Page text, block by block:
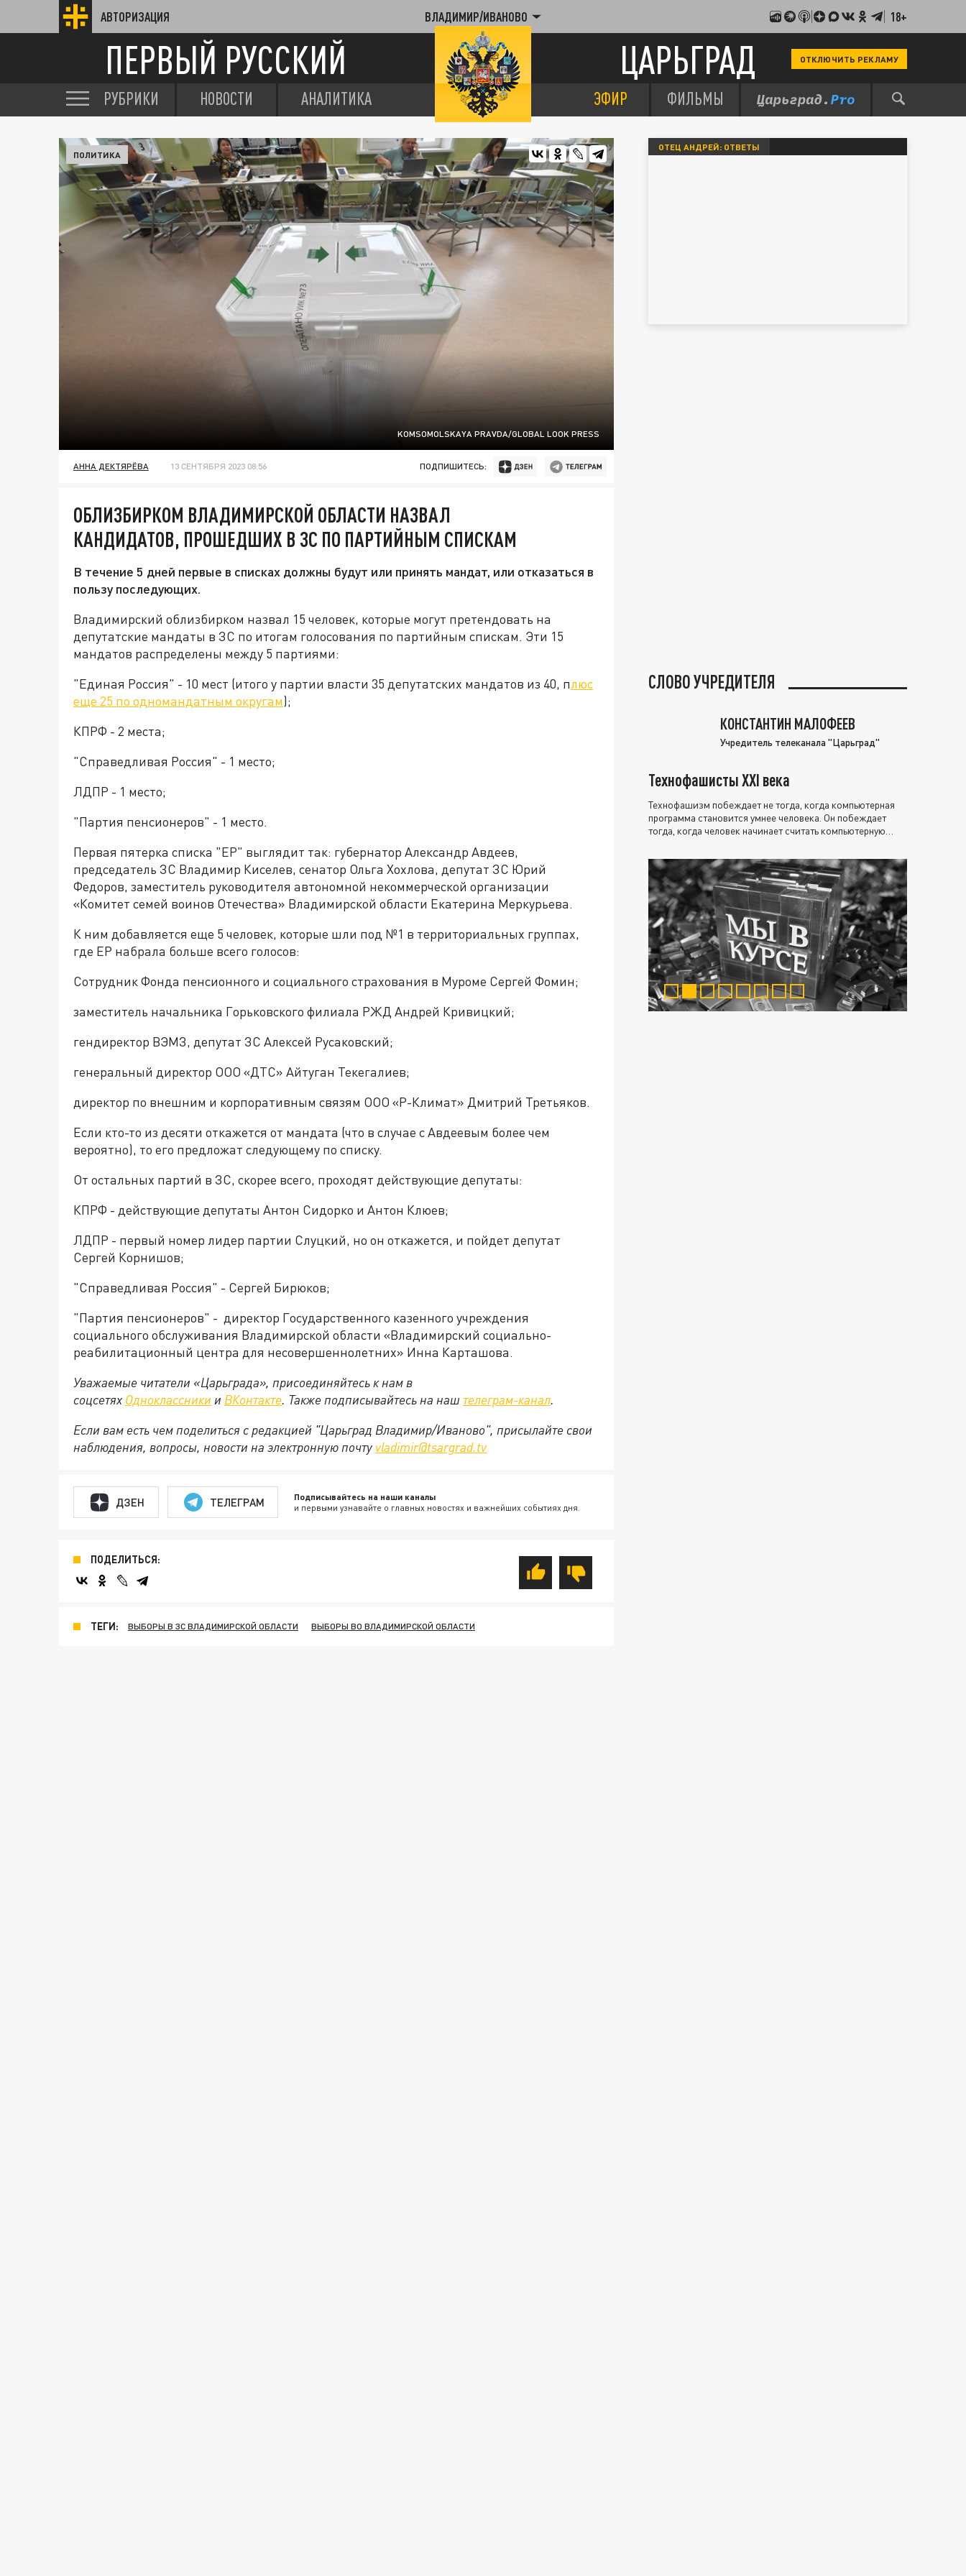
АВТОРИЗАЦИЯ ВЛАДИМИР/ИВАНОВО 18+
ПЕРВЫЙ РУССКИЙ ЦАРЬГРАД ОТКЛЮЧИТЬ РЕКЛАМУ
РУБРИКИ НОВОСТИ АНАЛИТИКА ЭФИР ФИЛЬМЫ
KOMSOMOLSKAYA PRAVDA/GLOBAL LOOK PRESS
ПОЛИТИКА
АННА ДЕКТЯРЁВА 13 СЕНТЯБРЯ 2023 08:56 ПОДПИШИТЕСЬ:
ОБЛИЗБИРКОМ ВЛАДИМИРСКОЙ ОБЛАСТИ НАЗВАЛ
КАНДИДАТОВ, ПРОШЕДШИХ В ЗС ПО ПАРТИЙНЫМ СПИСКАМ
В течение 5 дней первые в списках должны будут или принять мандат, или отказаться в
пользу последующих.
Владимирский облизбирком назвал 15 человек, которые могут претендовать на
депутатские мандаты в ЗС по итогам голосования по партийным спискам. Эти 15
мандатов распределены между 5 партиями:
"Единая Россия" - 10 мест (итого у партии власти 35 депутатских мандатов из 40, плюс
еще 25 по одномандатным округам);
КПРФ - 2 места;
"Справедливая Россия" - 1 место;
ЛДПР - 1 место;
"Партия пенсионеров" - 1 место.
Первая пятерка списка "ЕР" выглядит так: губернатор Александр Авдеев,
председатель ЗС Владимир Киселев, сенатор Ольга Хохлова, депутат ЗС Юрий
Федоров, заместитель руководителя автономной некоммерческой организации
«Комитет семей воинов Отечества» Владимирской области Екатерина Меркурьева.
К ним добавляется еще 5 человек, которые шли под №1 в территориальных группах,
где ЕР набрала больше всего голосов:
Сотрудник Фонда пенсионного и социального страхования в Муроме Сергей Фомин;
заместитель начальника Горьковского филиала РЖД Андрей Кривицкий;
гендиректор ВЭМЗ, депутат ЗС Алексей Русаковский;
генеральный директор ООО «ДТС» Айтуган Текегалиев;
директор по внешним и корпоративным связям ООО «Р-Климат» Дмитрий Третьяков.
Если кто-то из десяти откажется от мандата (что в случае с Авдеевым более чем
вероятно), то его предложат следующему по списку.
От остальных партий в ЗС, скорее всего, проходят действующие депутаты:
КПРФ - действующие депутаты Антон Сидорко и Антон Клюев;
ЛДПР - первый номер лидер партии Слуцкий, но он откажется, и пойдет депутат
Сергей Корнишов;
"Справедливая Россия" - Сергей Бирюков;
"Партия пенсионеров" - директор Государственного казенного учреждения
социального обслуживания Владимирской области «Владимирский социально-
реабилитационный центра для несовершеннолетних» Инна Карташова.
Уважаемые читатели «Царьграда», присоединяйтесь к нам в
соцсетях Одноклассники и ВКонтакте. Также подписывайтесь на наш телеграм-канал.
Если вам есть чем поделиться с редакцией "Царьград Владимир/Иваново", присылайте свои
наблюдения, вопросы, новости на электронную почту vladimir@tsargrad.tv
ДЗЕН ТЕЛЕГРАМ Подписывайтесь на наши каналы
и первыми узнавайте о главных новостях и важнейших событиях дня.
ПОДЕЛИТЬСЯ:
ТЕГИ: ВЫБОРЫ В ЗС ВЛАДИМИРСКОЙ ОБЛАСТИ ВЫБОРЫ ВО ВЛАДИМИРСКОЙ ОБЛАСТИ
ОТЕЦ АНДРЕЙ: ОТВЕТЫ
СЛОВО УЧРЕДИТЕЛЯ
КОНСТАНТИН МАЛОФЕЕВ
Учредитель телеканала "Царьград"
Технофашисты XXI века
Технофашизм побеждает не тогда, когда компьютерная
программа становится умнее человека. Он побеждает
тогда, когда человек начинает считать компьютерную